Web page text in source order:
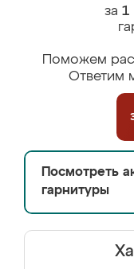
за 1
Поможем
Ответим
Посмотреть
гарнитуры